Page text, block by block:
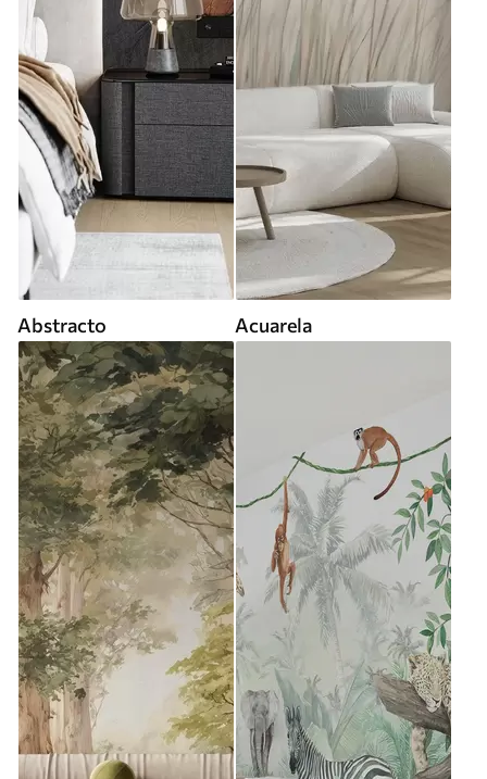
Abstracto Acuarela